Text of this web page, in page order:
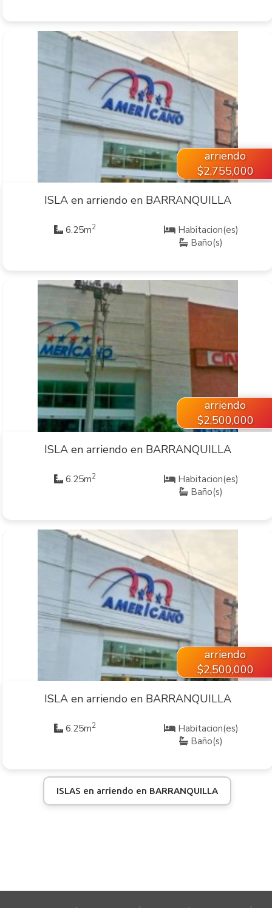
VER INMUEBLE
arriendo
$2,755,000
ISLA en arriendo en BARRANQUILLA
6.25m2
Habitacion(es)
Baño(s)
VER INMUEBLE
arriendo
$2,500,000
ISLA en arriendo en BARRANQUILLA
6.25m2
Habitacion(es)
Baño(s)
VER INMUEBLE
arriendo
$2,500,000
ISLA en arriendo en BARRANQUILLA
6.25m2
Habitacion(es)
Baño(s)
ISLAS en arriendo en BARRANQUILLA